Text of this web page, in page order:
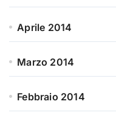
Aprile 2014
Marzo 2014
Febbraio 2014